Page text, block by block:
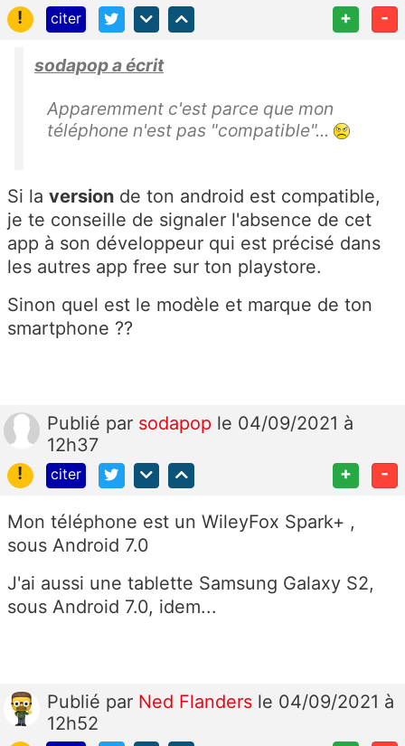
!
citer + -
sodapop a écrit
Apparemment c'est parce que mon
téléphone n'est pas "compatible"...
Si la version de ton android est compatible,
je te conseille de signaler l'absence de cet
app à son développeur qui est précisé dans
les autres app free sur ton playstore.
Sinon quel est le modèle et marque de ton
smartphone ??
Publié par sodapop le 04/09/2021 à
12h37
!
citer + -
Mon téléphone est un WileyFox Spark+ ,
sous Android 7.0
J'ai aussi une tablette Samsung Galaxy S2,
sous Android 7.0, idem...
Publié par Ned Flanders le 04/09/2021 à
12h52